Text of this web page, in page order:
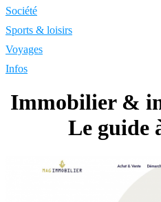
Société
Sports & loisirs
Voyages
Infos
Immobilier &
Le guide